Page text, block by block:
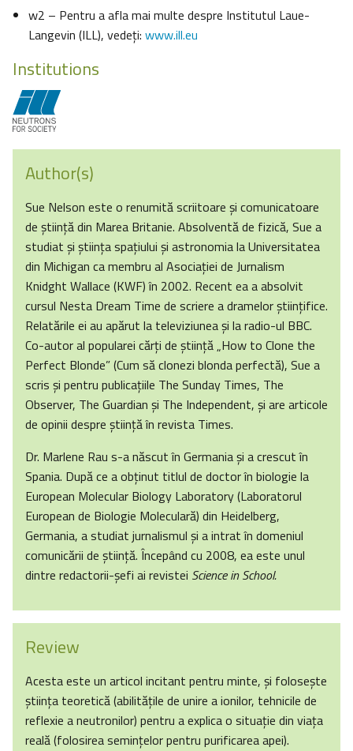
w2 – Pentru a afla mai multe despre Institutul Laue-
Langevin (ILL), vedeţi: www.ill.eu
Institutions
Author(s)
Sue Nelson este o renumită scriitoare şi comunicatoare
de ştiinţă din Marea Britanie. Absolventă de fizică, Sue a
studiat şi ştiinţa spaţiului şi astronomia la Universitatea
din Michigan ca membru al Asociaţiei de Jurnalism
Knidght Wallace (KWF) în 2002. Recent ea a absolvit
cursul Nesta Dream Time de scriere a dramelor ştiinţifice.
Relatările ei au apărut la televiziunea şi la radio-ul BBC.
Co-autor al popularei cărţi de ştiinţă „How to Clone the
Perfect Blonde” (Cum să clonezi blonda perfectă), Sue a
scris şi pentru publicaţiile The Sunday Times, The
Observer, The Guardian şi The Independent, şi are articole
de opinii despre ştiinţă în revista Times.
Dr. Marlene Rau s-a născut în Germania şi a crescut în
Spania. După ce a obţinut titlul de doctor în biologie la
European Molecular Biology Laboratory (Laboratorul
European de Biologie Moleculară) din Heidelberg,
Germania, a studiat jurnalismul şi a intrat în domeniul
comunicării de ştiinţă. Începând cu 2008, ea este unul
dintre redactorii-şefi ai revistei Science in School.
Review
Acesta este un articol incitant pentru minte, şi foloseşte
ştiinţa teoretică (abilităţile de unire a ionilor, tehnicile de
reflexie a neutronilor) pentru a explica o situaţie din viaţa
reală (folosirea seminţelor pentru purificarea apei).